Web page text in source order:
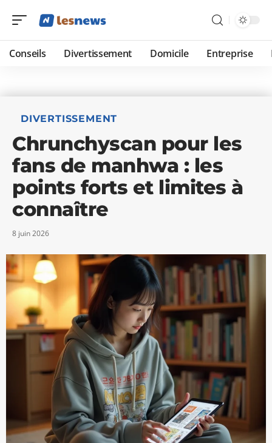
Conseils Divertissement Domicile Entreprise
DIVERTISSEMENT
Chrunchyscan pour les
fans de manhwa : les
points forts et limites à
connaître
8 juin 2026